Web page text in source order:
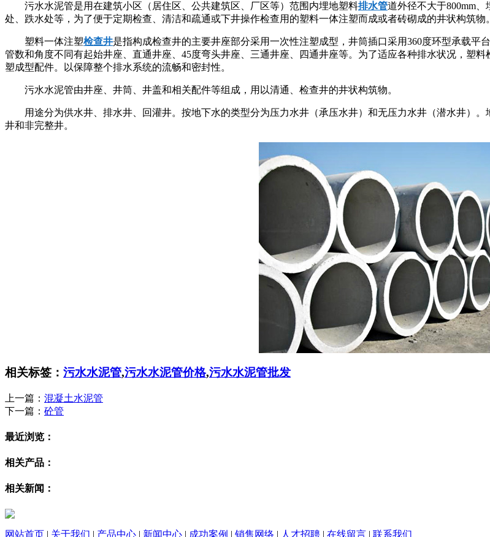
污水水泥管是用在建筑小区（居住区、公共建筑区、厂区等）范围内埋地塑料排水管道外径不大于800mm
处、跌水处等，为了便于定期检查、清洁和疏通或下井操作检查用的塑料一体注塑而成或者砖砌成的井状构筑物。
塑料一体注塑检查井是指构成检查井的主要井座部分采用一次性注塑成型，井筒插口采用360度环型承载
管数和角度不同有起始井座、直通井座、45度弯头井座、三通井座、四通井座等。为了适应各种排水状况，塑
塑成型配件。以保障整个排水系统的流畅和密封性。
污水水泥管由井座、井筒、井盖和相关配件等组成，用以清通、检查井的井状构筑物。
用途分为供水井、排水井、回灌井。按地下水的类型分为压力水井（承压水井）和无压力水井（潜水井）
井和非完整井。
相关标签： 污水水泥管,污水水泥管价格,污水水泥管批发
上一篇： 混凝土水泥管
下一篇： 砼管
最近浏览：
相关产品：
相关新闻：
网站首页 | 关于我们 | 产品中心 | 新闻中心 | 成功案例 | 销售网络 | 人才招聘 | 在线留言 | 联系我们